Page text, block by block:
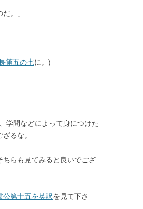
。」
第五の七に。)
学問などによって身につけた
るな。
ちらも見てみると良いでござ
第十五を英訳を見て下さ